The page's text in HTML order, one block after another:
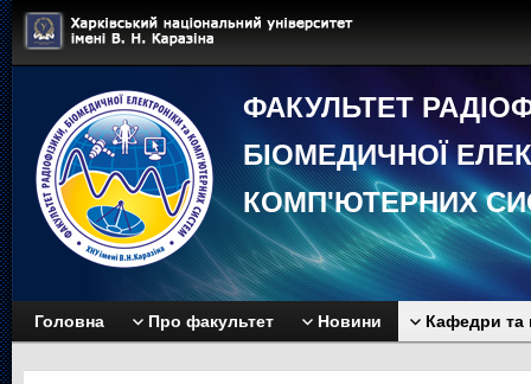
ФАКУЛЬТЕТ
БIОМЕДИЧНОЇ
КОМП'ЮТЕРНИХ
Головна Про факультет Новини Кафедри та